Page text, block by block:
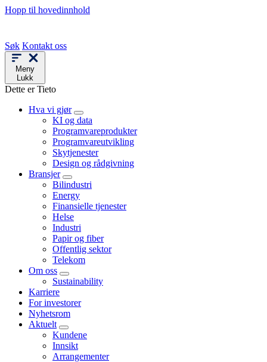
Hopp til hovedinnhold
Søk Kontakt oss
Meny
Lukk
Dette er Tieto
Hva vi gjør
KI og data
Programvareprodukter
Programvareutvikling
Skytjenester
Design og rådgivning
Bransjer
Bilindustri
Energy
Finansielle tjenester
Helse
Industri
Papir og fiber
Offentlig sektor
Telekom
Om oss
Sustainability
Karriere
For investorer
Nyhetsrom
Aktuelt
Kundene
Innsikt
Arrangementer